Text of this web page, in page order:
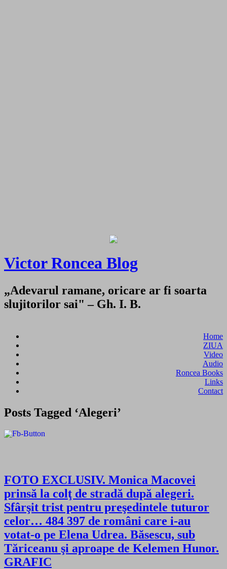
Victor Roncea Blog
„Adevarul ramane, oricare ar fi soarta
slujitorilor sai" – Gh. I. B.
Home
ZIUA
Video
Audio
Roncea Books
Links
Contact
Posts Tagged ‘Alegeri’
FOTO EXCLUSIV. Monica Macovei
prinsă la colţ de stradă după alegeri.
Sfârşit trist pentru preşedintele tuturor
celor… 484 397 de români care i-au
votat-o pe Elena Udrea. Băsescu, sub
Tăriceanu şi aproape de Kelemen Hunor.
GRAFIC